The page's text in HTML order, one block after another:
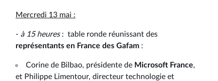
Mercredi 13 mai :
- à 15 heures: table ronde réunissant des
représentants en France des Gafam :
Corine de Bilbao, présidente de Microsoft France,
et Philippe Limentour, directeur technologie et